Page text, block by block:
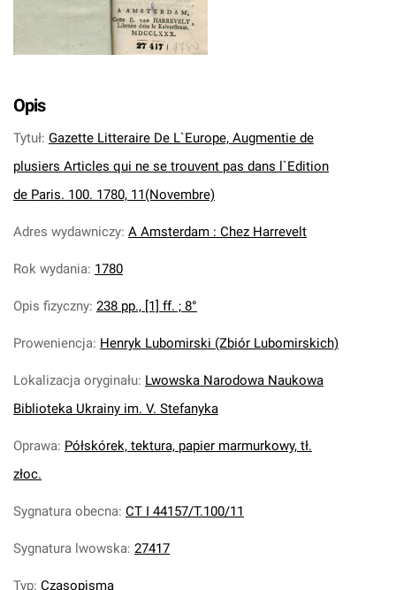
Opis
Tytuł: Gazette Litteraire De L`Europe, Augmentie de
plusiers Articles qui ne se trouvent pas dans l`Edition
de Paris. 100. 1780, 11(Novembre)
Adres wydawniczy: A Amsterdam : Chez Harrevelt
Rok wydania: 1780
Opis fizyczny: 238 pp., [1] ff. ; 8°
Proweniencja: Henryk Lubomirski (Zbiór Lubomirskich)
Lokalizacja oryginału: Lwowska Narodowa Naukowa
Biblioteka Ukrainy im. V. Stefanyka
Oprawa: Półskórek, tektura, papier marmurkowy, tł.
złoc.
Sygnatura obecna: CT I 44157/T.100/11
Sygnatura lwowska: 27417
Typ: Czasopisma